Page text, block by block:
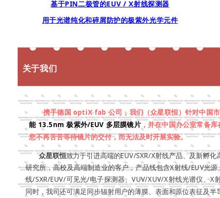
基于PIN二极管的EUV / X射线探测器
用于光谱纯化和碎屑防护的极紫外光学元件
关于我们
携手德国 optiXfab 公司，我们（众星联恒）针对中国
能 13.5nm 极紫外/EUV 多层膜镜片，并在中国办公室常备
您不再苦苦等待镜片的交付，而无法及时开展实验。
众星联恒致力于引进高端的EUV/SXR/X射线产品、及新孵
研究所，高校及高端制造业的客户，产品线包含X射线/EUV光
线/SXR/EUV/可见光/电子探测器、VUV/XUV/X射线光谱仪、X
同时，我司还可满足同步辐射用户的薄膜、表面和原位表征及